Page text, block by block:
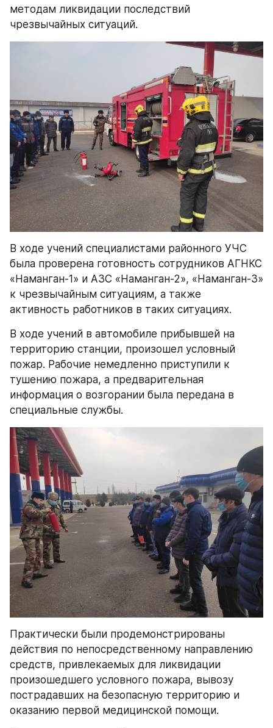
методам ликвидации последствий
чрезвычайных ситуаций.
В ходе учений специалистами районного УЧС
была проверена готовность сотрудников АГНКС
«Наманган-1» и АЗС «Наманган-2», «Наманган-3»
к чрезвычайным ситуациям, а также
активность работников в таких ситуациях.
В ходе учений в автомобиле прибывшей на
территорию станции, произошел условный
пожар. Рабочие немедленно приступили к
тушению пожара, а предварительная
информация о возгорании была передана в
специальные службы.
Практически были продемонстрированы
действия по непосредственному направлению
средств, привлекаемых для ликвидации
произошедшего условного пожара, вывозу
пострадавших на безопасную территорию и
оказанию первой медицинской помощи.